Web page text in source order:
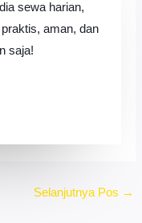
sewa harian,
aman, dan
saja!
Selanjutnya Pos →